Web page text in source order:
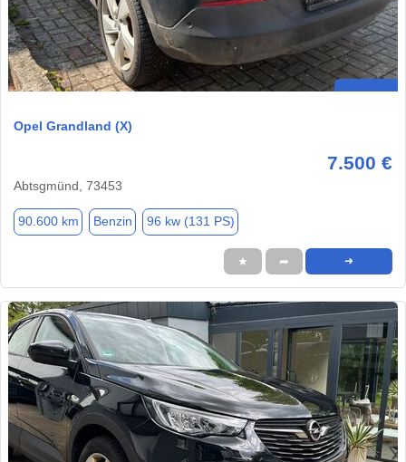
Opel Grandland (X)
7.500 €
Abtsgmünd, 73453
90.600 km Benzin 96 kw (131 PS)
★ ➦ ➜